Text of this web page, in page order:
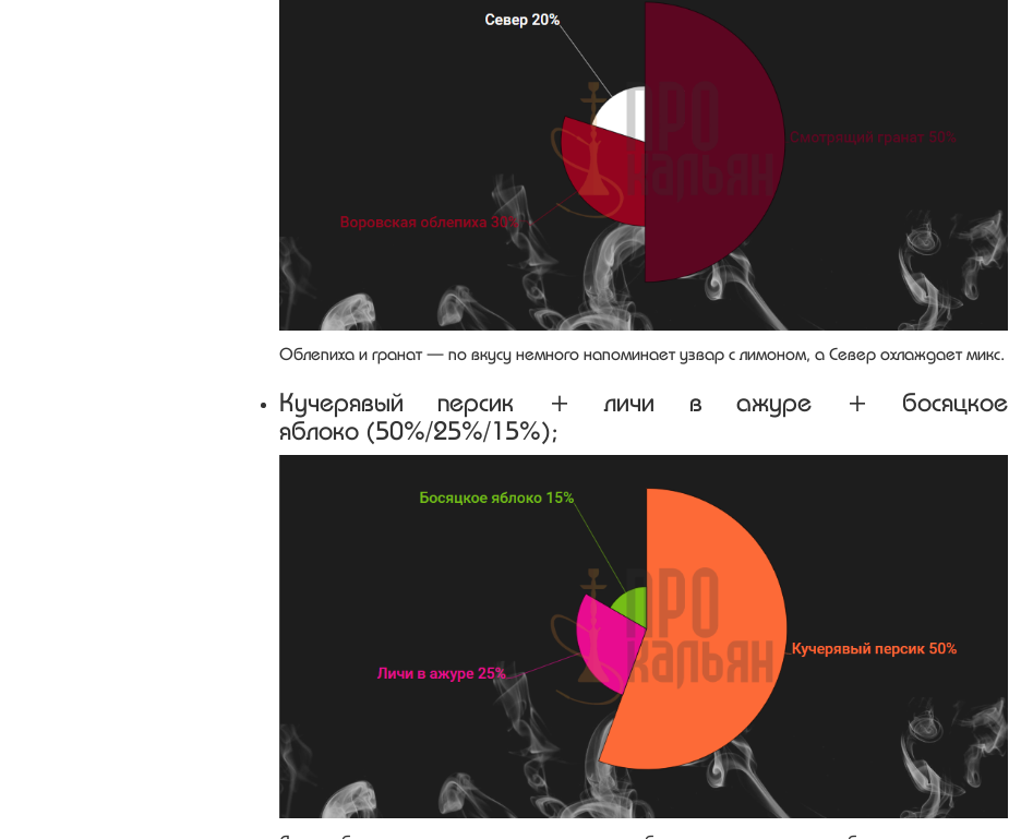
Облепиха и гранат — по вкусу немного напоминает узвар с лимоном, а Север охлаждает микс.
Кучерявый персик + личи в ажуре + босяцкое
яблоко (50%/25%/15%);